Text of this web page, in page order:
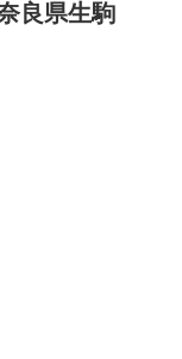
良県生駒